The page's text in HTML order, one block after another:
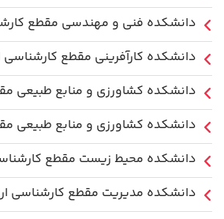
دانشکده فنی و مهندسی مقطع
دانشکده کارآفرینی مقطع کارشناسی
دانشکده کشاورزی و منابع طبیعی
دانشکده کشاورزی و منابع طبیعی
دانشکده محیط زیست مقطع
دانشکده مدیریت مقطع کارشناسی